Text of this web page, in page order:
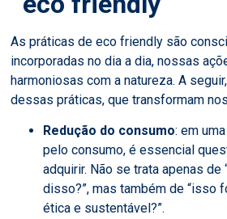
As práticas de eco friendly são
incorporadas no dia a dia, nossas
harmoniosas com a natureza. A
dessas práticas, que transformam
Redução do consumo: em
pelo consumo, é essencial
adquirir. Não se trata apenas
disso?”, mas também de “isso
ética e sustentável?”.